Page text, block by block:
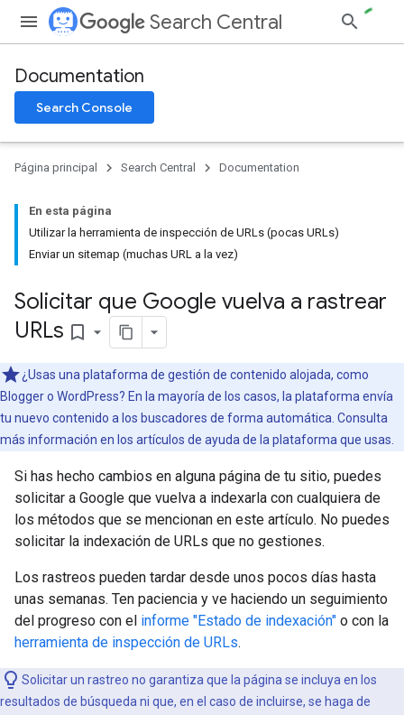
Search Central
Documentation
Search Console
Página principal Search Central Documentation
En esta página
Utilizar la herramienta de inspección de URLs (pocas URLs)
Enviar un sitemap (muchas URL a la vez)
Solicitar que Google vuelva a rastrear
URLs bookmark_border
¿Usas una plataforma de gestión de contenido alojada, como
Blogger o WordPress? En la mayoría de los casos, la plataforma envía
tu nuevo contenido a los buscadores de forma automática. Consulta
más información en los artículos de ayuda de la plataforma que usas.
Si has hecho cambios en alguna página de tu sitio, puedes
solicitar a Google que vuelva a indexarla con cualquiera de
los métodos que se mencionan en este artículo. No puedes
solicitar la indexación de URLs que no gestiones.
Los rastreos pueden tardar desde unos pocos días hasta
unas semanas. Ten paciencia y ve haciendo un seguimiento
del progreso con el informe "Estado de indexación" o con la
herramienta de inspección de URLs.
Solicitar un rastreo no garantiza que la página se incluya en los
resultados de búsqueda ni que, en el caso de incluirse, se haga de